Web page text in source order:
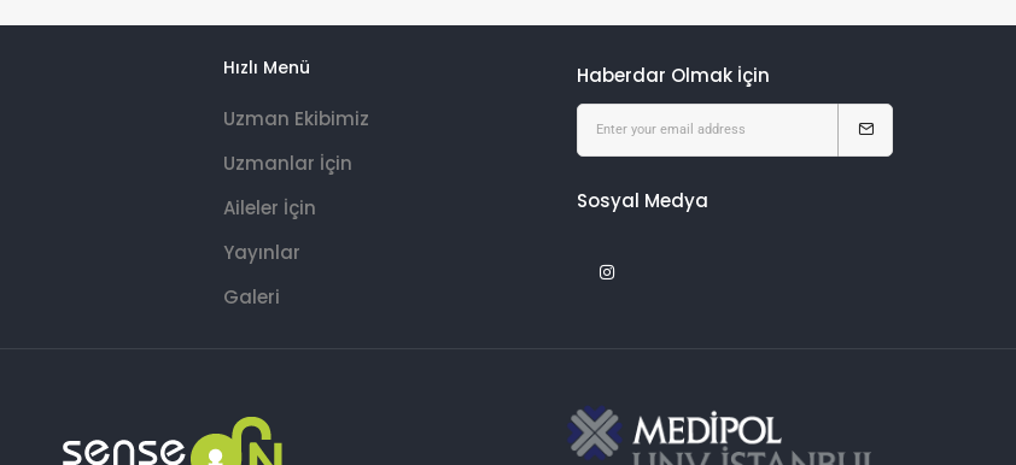
Hızlı Menü
Uzman Ekibimiz
Uzmanlar İçin
Aileler İçin
Yayınlar
Galeri
Haberdar Olmak İçin
Sosyal Medya